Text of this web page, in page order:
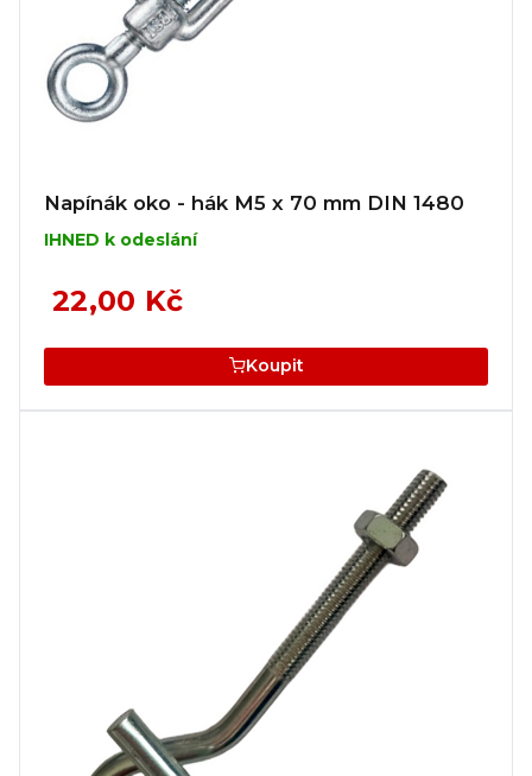
Napínák oko - hák M5 x 70 mm DIN 1480
IHNED k odeslání
22,00 Kč
Koupit